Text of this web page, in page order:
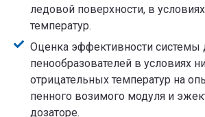
ледовой поверхности, в
температур.
Оценка эффективности системы
пенообразователей в условиях
отрицательных температур на
пенного возимого модуля и
дозаторе.